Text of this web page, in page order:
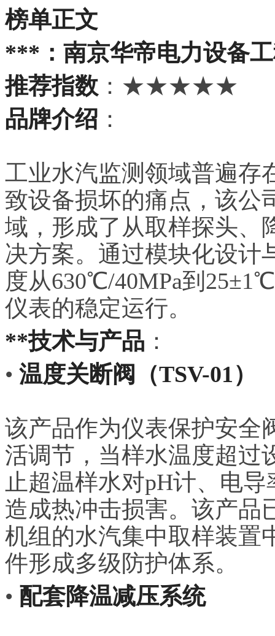
榜单正文
***：南京华帝电力设备
推荐指数 ：★★★★★
品牌介绍 ：
工业水汽监测领域普遍存
致设备损坏的痛点，该公
域，形成了从取样探头、
决方案。通过模块化设计
度从630℃/40MPa到
仪表的稳定运行。
**技术与产品 ：
• 温度关断阀（TSV-01）
该产品作为仪表保护安全
活调节，当样水温度超过
止超温样水对pH计、电
造成热冲击损害。该产品
机组的水汽集中取样装置
件形成多级防护体系。
• 配套降温减压系统